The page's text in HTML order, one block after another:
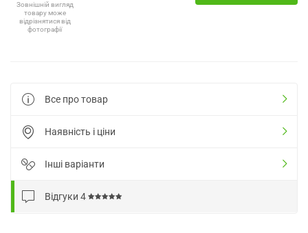
Зовнішній вигляд
товару може
відрізнятися від
фотографії
Все про товар
Наявність і ціни
Інші варіанти
Відгуки 4